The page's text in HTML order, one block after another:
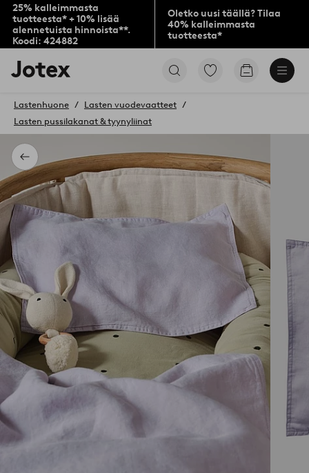
25% kalleimmasta
tuotteesta* + 10% lisää
alennetuista hinnoista**.
Koodi: 424882
Oletko uusi täällä? Tilaa
40% kalleimmasta
tuotteesta*
Jotex-
logo
siirry
aloitussivulle
Siirry
Siirry
Takaisin
Lastenhuone
Lasten vuodevaatteet
Lasten pussilakanat & tyynyliinat